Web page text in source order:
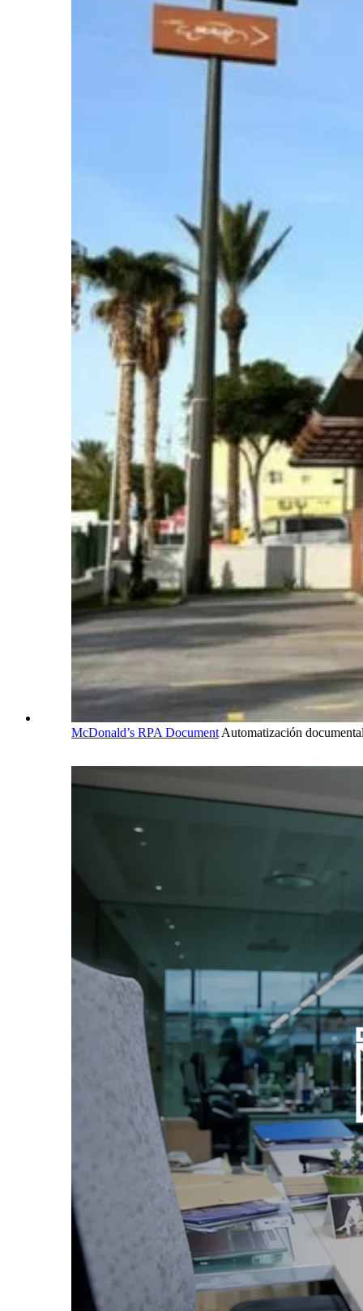
McDonald’s RPA DocumentAutomatización